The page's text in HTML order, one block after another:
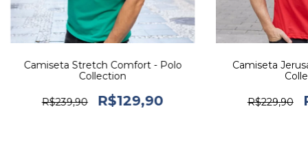
Camiseta Stretch Comfort - Polo
Collection
R$239,90 R$129,90
Camiseta
R$229,90